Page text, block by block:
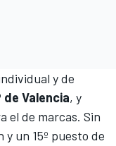
y de
de Valencia, y
el de marcas. Sin
un 15º puesto de